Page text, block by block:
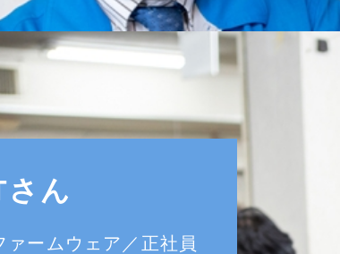
さん
ァームウェア／正社員